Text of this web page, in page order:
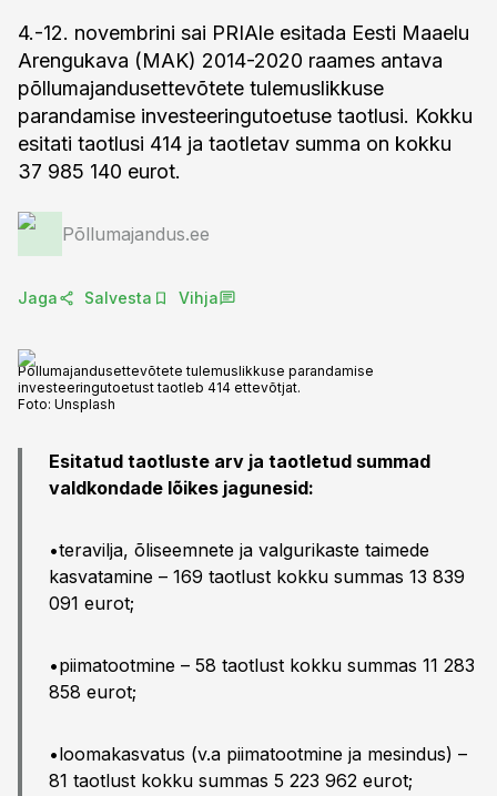
4.-12. novembrini sai PRIAle esitada Eesti Maaelu
Arengukava (MAK) 2014-2020 raames antava
põllumajandusettevõtete tulemuslikkuse
parandamise investeeringutoetuse taotlusi. Kokku
esitati taotlusi 414 ja taotletav summa on kokku
37 985 140 eurot.
Põllumajandus.ee
Jaga Salvesta Vihja
Põllumajandusettevõtete tulemuslikkuse parandamise
investeeringutoetust taotleb 414 ettevõtjat.
Foto: Unsplash
Esitatud taotluste arv ja taotletud summad
valdkondade lõikes jagunesid:
•teravilja, õliseemnete ja valgurikaste taimede
kasvatamine – 169 taotlust kokku summas 13 839
091 eurot;
•piimatootmine – 58 taotlust kokku summas 11 283
858 eurot;
•loomakasvatus (v.a piimatootmine ja mesindus) –
81 taotlust kokku summas 5 223 962 eurot;